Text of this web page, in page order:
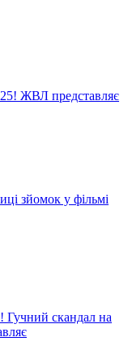
ЖВЛ представляє
зйомок у фільмі
Гучний скандал на